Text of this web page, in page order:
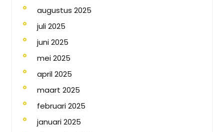
augustus 2025
juli 2025
juni 2025
mei 2025
april 2025
maart 2025
februari 2025
januari 2025